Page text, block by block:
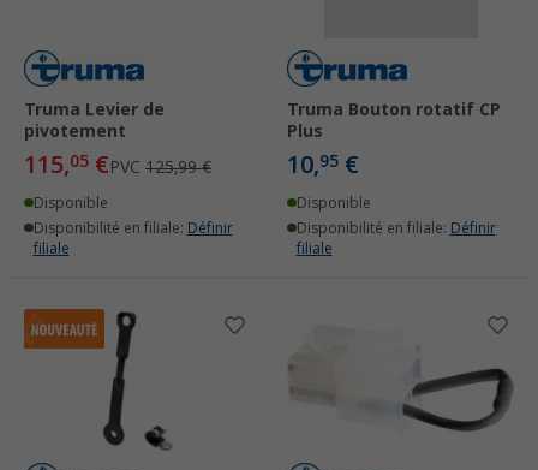
Truma Levier de
pivotement
115,05 €PVC 125,99 €
Disponible
Disponibilité en filiale: Définir
filiale
Truma Bouton rotatif CP
Plus
10,95 €
Disponible
Disponibilité en filiale: Définir
filiale